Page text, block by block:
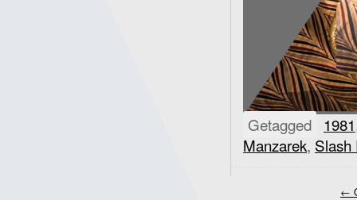
Getagged 1981
Manzarek, Slash
←